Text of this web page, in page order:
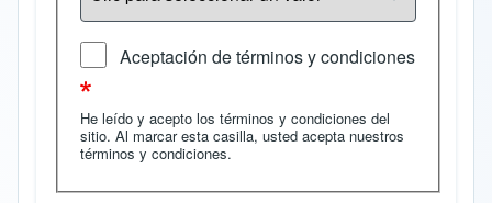
Aceptación de términos y condiciones
He leído y acepto los términos y condiciones del
sitio. Al marcar esta casilla, usted acepta nuestros
términos y condiciones.